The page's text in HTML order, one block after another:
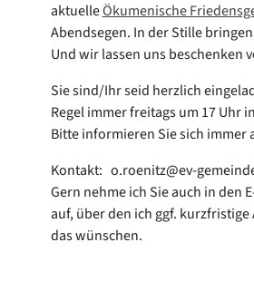
aktuelleÖkumenische
Abendsegen. In der Stille
Und wir lassen uns beschenken
Sie sind/Ihr seid herzlich
Regel immer freitags um 17 Uhr
Bitte informieren Sie sich immer
Kontakt: o.roenitz@ev-
Gern nehme ich Sie auch in den
auf, über den ich ggf.
das wünschen.